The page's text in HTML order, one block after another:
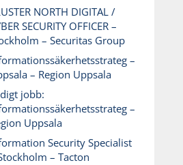
NORTH DIGITAL /
SECURITY OFFICER –
– Securitas Group
–
– Region Uppsala
jobb:
–
Uppsala
Security Specialist
– Tacton